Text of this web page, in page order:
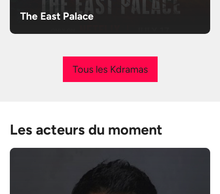
The East Palace
Tous les Kdramas
Les acteurs du moment